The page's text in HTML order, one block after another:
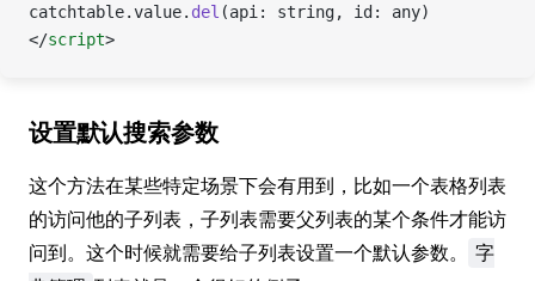
catchtable.value. del (api: string, id: any)
</script>
设置默认搜索参数
这个方法在某些特定场景下会有用到，比如一个表格列表
的访问他的子列表，子列表需要父列表的某个条件才能访
问到。这个时候就需要给子列表设置一个默认参数。
字